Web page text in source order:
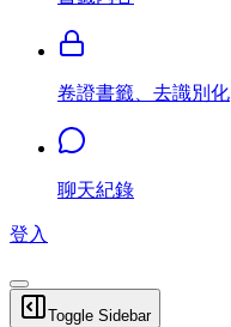
卷證書籤、去識別化
聊天紀錄
登入
Toggle Sidebar